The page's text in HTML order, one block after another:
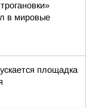
в мировые
площадка